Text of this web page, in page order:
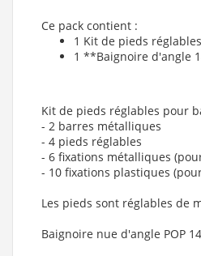
Ce pack contient :
1 Kit de pieds
1 **Baignoire d'angle
Kit de pieds réglables pour
- 2 barres métalliques
- 4 pieds réglables
- 6 fixations métalliques
- 10 fixations plastiques
Les pieds sont réglables de
Baignoire nue d'angle POP